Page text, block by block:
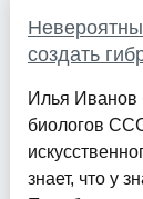
создать
Илья Иванов
биологов
знает, что у